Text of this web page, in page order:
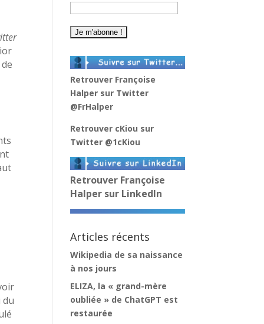
du
Retrouver Françoise
Halper sur Twitter
@FrHalper
Retrouver cKiou sur
Twitter @1cKiou
Retrouver Françoise
Halper sur LinkedIn
Articles récents
Wikipedia de sa naissance
à nos jours
ELIZA, la « grand-mère
oubliée » de ChatGPT est
restaurée